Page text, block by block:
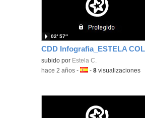
subido por Estela C.
02′ 57″
-hace 2 años -Idioma:
-8 visualizaciones